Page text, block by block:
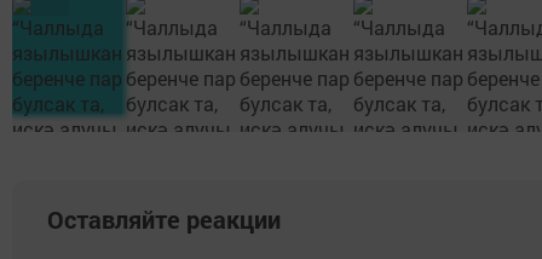
Оставляйте реакции